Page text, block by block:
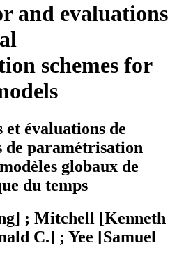
and evaluations
schemes for
et évaluations de
de paramétrisation
globaux de
du temps
; Mitchell [Kenneth
C.] ; Yee [Samuel